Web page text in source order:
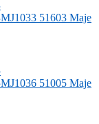
MJ1033 51603 Maje
MJ1036 51005 Maje